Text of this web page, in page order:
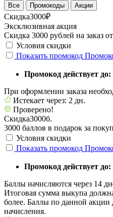
Все Промокоды Акции
Скидка3000₽
Эксклюзивная акция
Скидка 3000 рублей на заказ
Условия скидки
Показать промокод
Промокод действует до:
При оформлении заказа
Истекает через: 2 дн.
Проверено!
Скидка3000б.
3000 баллов в подарок за
Условия скидки
Показать промокод
Промокод действует до:
Баллы начисляются через 14
Итоговая сумма выкупа
более. Баллы по данной акции
начисления.